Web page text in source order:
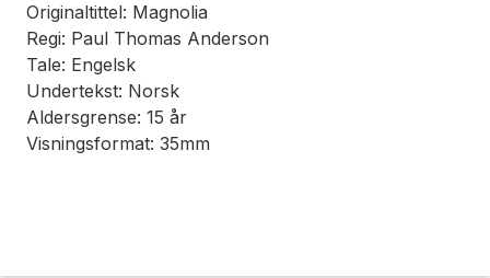
Originaltittel: Magnolia
Regi: Paul Thomas Anderson
Tale: Engelsk
Undertekst: Norsk
Aldersgrense: 15 år
Visningsformat: 35mm